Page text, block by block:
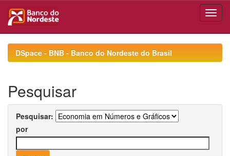
navigationDSpace - BNB - Banco do Nordeste do Brasil
Pesquisar
Pesquisar:
por